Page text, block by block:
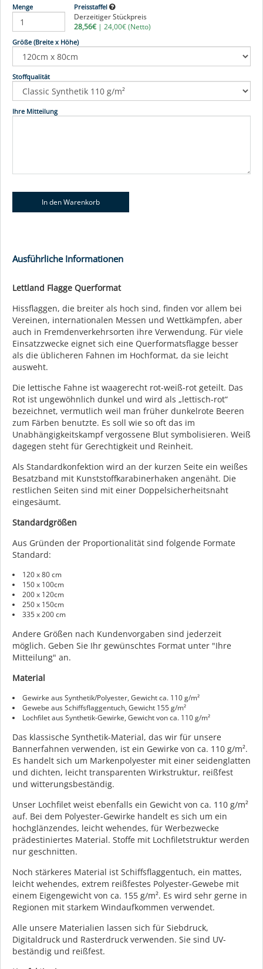
Menge Preisstaffel
Derzeitiger Stückpreis
28,56€ | 24,00€(Netto)
Größe (Breite x Höhe)
Stoffqualität
Ihre Mitteilung
Ausführliche Informationen
Lettland Flagge Querformat
Hissflaggen, die breiter als hoch sind, finden vor allem bei
Vereinen, internationalen Messen und Wettkämpfen, aber
auch in Fremdenverkehrsorten ihre Verwendung. Für viele
Einsatzzwecke eignet sich eine Querformatsflagge besser
als die üblicheren Fahnen im Hochformat, da sie leicht
ausweht.
Die lettische Fahne ist waagerecht rot-weiß-rot geteilt. Das
Rot ist ungewöhnlich dunkel und wird als „lettisch-rot“
bezeichnet, vermutlich weil man früher dunkelrote Beeren
zum Färben benutzte. Es soll wie so oft das im
Unabhängigkeitskampf vergossene Blut symbolisieren. Weiß
dagegen steht für Gerechtigkeit und Reinheit.
Als Standardkonfektion wird an der kurzen Seite ein weißes
Besatzband mit Kunststoffkarabinerhaken angenäht. Die
restlichen Seiten sind mit einer Doppelsicherheitsnaht
eingesäumt.
Standardgrößen
Aus Gründen der Proportionalität sind folgende Formate
Standard:
120 x 80 cm
150 x 100cm
200 x 120cm
250 x 150cm
335 x 200 cm
Andere Größen nach Kundenvorgaben sind jederzeit
möglich. Geben Sie Ihr gewünschtes Format unter "Ihre
Mitteilung" an.
Material
Gewirke aus Synthetik/Polyester, Gewicht ca. 110 g/m²
Gewebe aus Schiffsflaggentuch, Gewicht 155 g/m²
Lochfilet aus Synthetik-Gewirke, Gewicht von ca. 110 g/m²
Das klassische Synthetik-Material, das wir für unsere
Bannerfahnen verwenden, ist ein Gewirke von ca. 110 g/m².
Es handelt sich um Markenpolyester mit einer seidenglatten
und dichten, leicht transparenten Wirkstruktur, reißfest
und witterungsbeständig.
Unser Lochfilet weist ebenfalls ein Gewicht von ca. 110 g/m²
auf. Bei dem Polyester-Gewirke handelt es sich um ein
hochglänzendes, leicht wehendes, für Werbezwecke
prädestiniertes Material. Stoffe mit Lochfiletstruktur werden
nur geschnitten.
Noch stärkeres Material ist Schiffsflaggentuch, ein mattes,
leicht wehendes, extrem reißfestes Polyester-Gewebe mit
einem Eigengewicht von ca. 155 g/m². Es wird sehr gerne in
Regionen mit starkem Windaufkommen verwendet.
Alle unsere Materialien lassen sich für Siebdruck,
Digitaldruck und Rasterdruck verwenden. Sie sind UV-
beständig und reißfest.